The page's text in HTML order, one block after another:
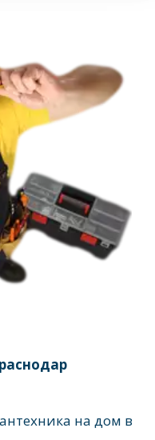
на дом в